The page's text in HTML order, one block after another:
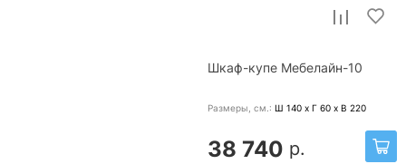
Шкаф-купе Мебелайн-10
Размеры, cм.: Ш 140 x Г 60 x В 220
38 740 р.